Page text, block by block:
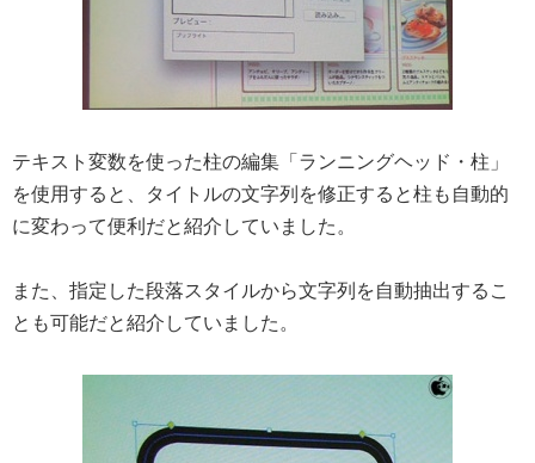
テキスト変数を使った柱の編集「ランニングヘッド・柱」
を使用すると、タイトルの文字列を修正すると柱も自動的
に変わって便利だと紹介していました。
また、指定した段落スタイルから文字列を自動抽出するこ
とも可能だと紹介していました。